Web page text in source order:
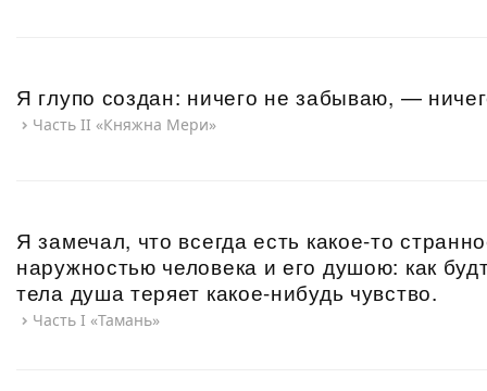
Я глупо создан: ничего не забываю, —
Часть II «Княжна Мери»
Я замечал, что всегда есть какое-то
наружностью человека и его душою: как
тела душа теряет какое-нибудь чувство.
Часть I «Тамань»